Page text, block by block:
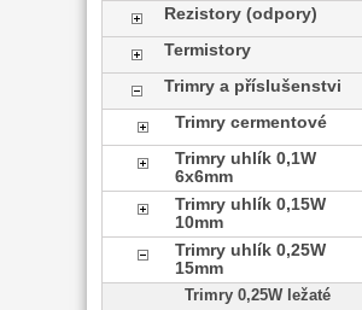
Rezistory (odpory)
Termistory
Trimry a příslušenstvi
Trimry cermentové
Trimry uhlík 0,1W
6x6mm
Trimry uhlík 0,15W
10mm
Trimry uhlík 0,25W
15mm
Trimry 0,25W ležaté